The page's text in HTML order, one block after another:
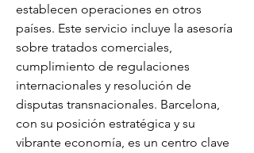
establecen operaciones en otros
países. Este servicio incluye la asesoría
sobre tratados comerciales,
cumplimiento de regulaciones
internacionales y resolución de
disputas transnacionales. Barcelona,
con su posición estratégica y su
vibrante economía, es un centro clave